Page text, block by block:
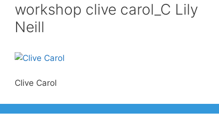
workshop clive carol_C Lily
Neill
Clive Carol